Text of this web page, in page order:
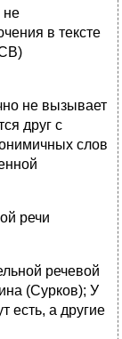
не
в тексте
не вызывает
друг с
слов
речи
речевой
(Сурков); У
есть, а другие